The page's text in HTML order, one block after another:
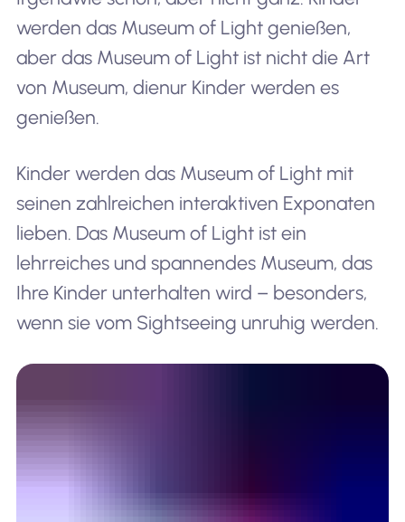
werden das Museum of Light genießen,
aber das Museum of Light ist nicht die Art
von Museum, dienur Kinder werden es
genießen.
Kinder werden das Museum of Light mit
seinen zahlreichen interaktiven Exponaten
lieben. Das Museum of Light ist ein
lehrreiches und spannendes Museum, das
Ihre Kinder unterhalten wird – besonders,
wenn sie vom Sightseeing unruhig werden.